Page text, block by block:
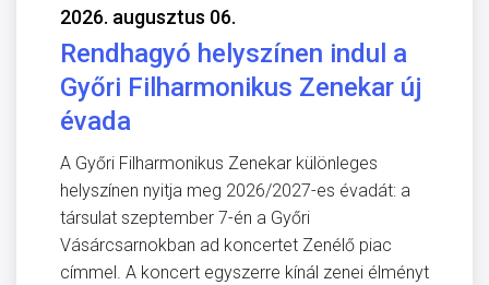
2026. augusztus 06.
Rendhagyó helyszínen indul a
Győri Filharmonikus Zenekar új
évada
A Győri Filharmonikus Zenekar különleges
helyszínen nyitja meg 2026/2027-es évadát: a
társulat szeptember 7-én a Győri
Vásárcsarnokban ad koncertet Zenélő piac
címmel. A koncert egyszerre kínál zenei élményt